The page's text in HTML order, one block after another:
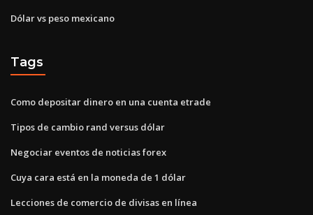
Dólar vs peso mexicano
Tags
Como depositar dinero en una cuenta etrade
Tipos de cambio rand versus dólar
Negociar eventos de noticias forex
Cuya cara está en la moneda de 1 dólar
Lecciones de comercio de divisas en línea